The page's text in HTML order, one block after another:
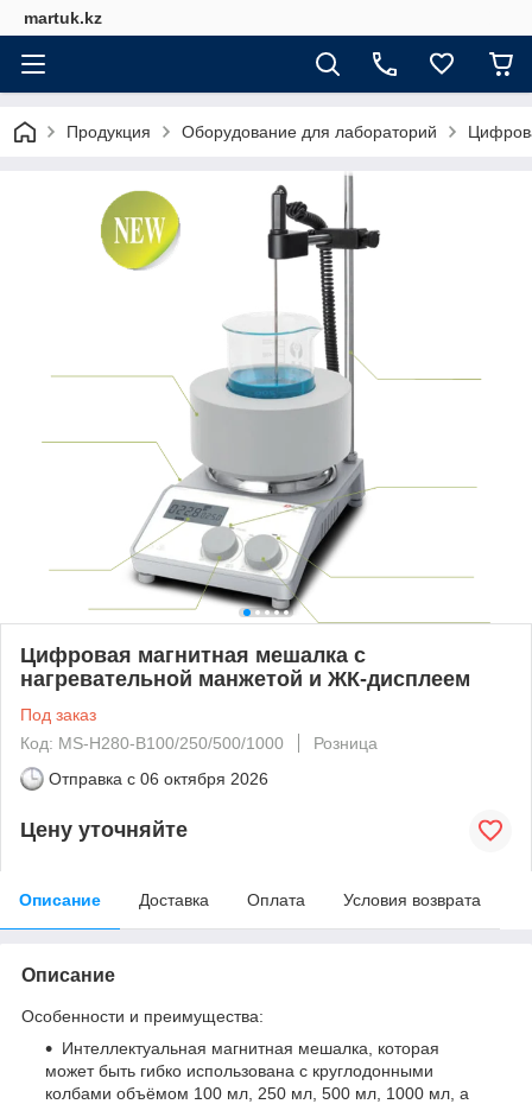
martuk.kz
Продукция Оборудование для лабораторий
Цифровая магнитная мешалка с
нагревательной манжетой и ЖК-дисплеем
Под заказ
Код: MS-H280-B100/250/500/1000
Розница
Отправка с 06 октября 2026
Цену уточняйте
Описание Доставка Оплата Условия возврата
Описание
Особенности и преимущества:
Интеллектуальная магнитная мешалка, которая
может быть гибко использована с круглодонными
колбами объёмом 100 мл, 250 мл, 500 мл, 1000 мл, а